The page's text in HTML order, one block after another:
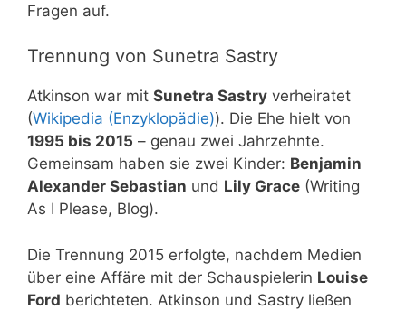
Fragen auf.
Trennung von Sunetra Sastry
Atkinson war mit Sunetra Sastry verheiratet
(Wikipedia (Enzyklopädie)). Die Ehe hielt von
1995 bis 2015 – genau zwei Jahrzehnte.
Gemeinsam haben sie zwei Kinder: Benjamin
Alexander Sebastian und Lily Grace (Writing
As I Please, Blog).
Die Trennung 2015 erfolgte, nachdem Medien
über eine Affäre mit der Schauspielerin Louise
Ford berichteten. Atkinson und Sastry ließen